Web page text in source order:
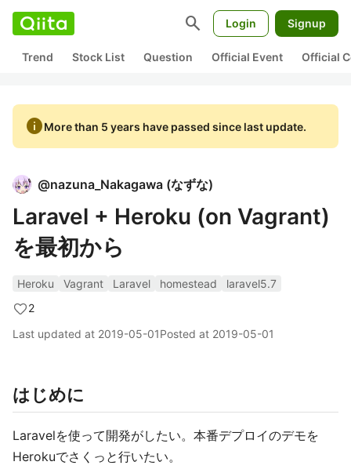
search Login Signup
Trend Stock List Question Official Event Official
infoMore than 5 years have passed since last update.
@nazuna_Nakagawa (なずな)
Laravel + Heroku (on Vagrant)
を最初から
Heroku Vagrant Laravel homestead
laravel5.7
2
Last updated at 2019-05-01Posted at 2019-05-01
はじめに
Laravelを使って開発がしたい。本番デプロイのデモを
Herokuでさくっと行いたい。